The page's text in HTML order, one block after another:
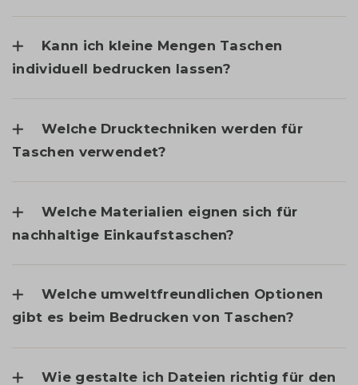
Kann ich kleine Mengen Taschen
individuell bedrucken lassen?
Welche Drucktechniken werden für
Taschen verwendet?
Welche Materialien eignen sich für
nachhaltige Einkaufstaschen?
Welche umweltfreundlichen Optionen
gibt es beim Bedrucken von Taschen?
Wie gestalte ich Dateien richtig für den